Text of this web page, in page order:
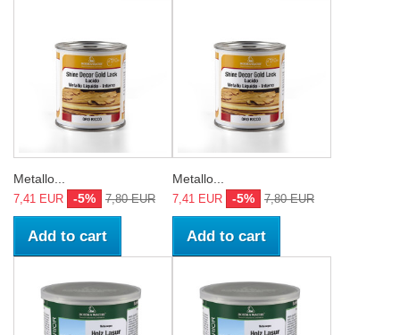
Metallo...
7,41 EUR -5% 7,80 EUR
Add to cart
Metallo...
7,41 EUR -5% 7,80 EUR
Add to cart